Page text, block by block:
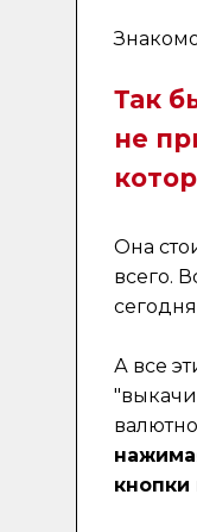
Она
всего.
А все
кнопки
Так
не